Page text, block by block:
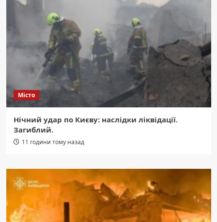
Місто
Нічний удар по Києву: наслідки ліквідації.
Загиблий.
11 години тому назад